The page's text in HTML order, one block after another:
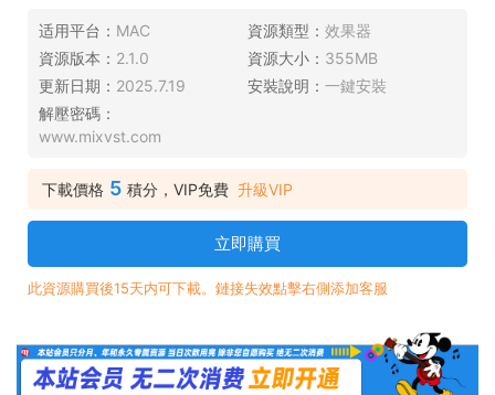
适用平台： MAC 資源類型： 效果器
資源版本： 2.1.0 資源大小： 355MB
更新日期： 2025.7.19 安裝說明： 一鍵安裝
解壓密碼：
www.mixvst.com
下載價格 5 積分，VIP免費 升級VIP
立即購買
此資源購買後15天内可下載。鏈接失效點擊右側添加客服